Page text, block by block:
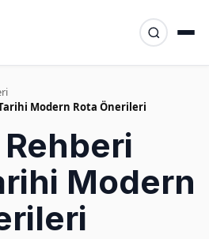
Modern Rota Önerileri
Modern